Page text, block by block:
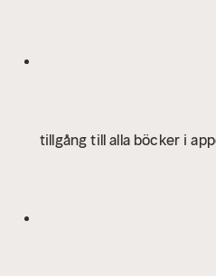
tillgång till alla böcker i